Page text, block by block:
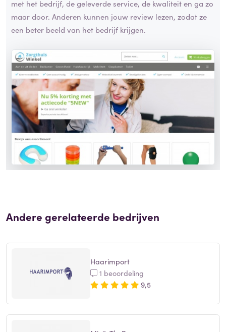
met het bedrijf, de geleverde service, de kwaliteit en ga zo
maar door. Anderen kunnen jouw review lezen, zodat ze
een beter beeld van het bedrijf krijgen.
Andere gerelateerde bedrijven
Haarimport
1 beoordeling
9,5